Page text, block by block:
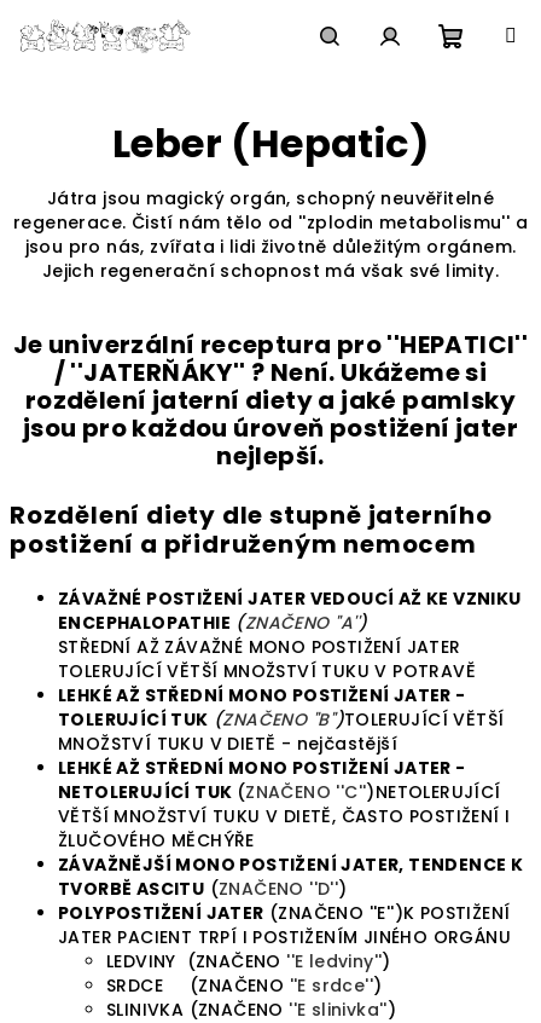
Inhalt
springen
Leber (Hepatic)
Játra jsou magický orgán, schopný neuvěřitelné
regenerace. Čistí nám tělo od ''zplodin metabolismu'' a
jsou pro nás, zvířata i lidi životně důležitým orgánem.
Jejich regenerační schopnost má však své limity.
Je univerzální receptura pro ''HEPATICI''
/ ''JATERŇÁKY'' ? Není. Ukážeme si
rozdělení jaterní diety a jaké pamlsky
jsou pro každou úroveň postižení jater
nejlepší.
Rozdělení diety dle stupně jaterního
postižení a přidruženým nemocem
ZÁVAŽNÉ POSTIŽENÍ JATER VEDOUCÍ AŽ KE VZNIKU
ENCEPHALOPATHIE (ZNAČENO ''A'')
STŘEDNÍ AŽ ZÁVAŽNÉ MONO POSTIŽENÍ JATER
TOLERUJÍCÍ VĚTŠÍ MNOŽSTVÍ TUKU V POTRAVĚ
LEHKÉ AŽ STŘEDNÍ MONO POSTIŽENÍ JATER -
TOLERUJÍCÍ TUK (ZNAČENO ''B'')TOLERUJÍCÍ VĚTŠÍ
MNOŽSTVÍ TUKU V DIETĚ - nejčastější
LEHKÉ AŽ STŘEDNÍ MONO POSTIŽENÍ JATER -
NETOLERUJÍCÍ TUK (ZNAČENO ''C'')NETOLERUJÍCÍ
VĚTŠÍ MNOŽSTVÍ TUKU V DIETĚ, ČASTO POSTIŽENÍ I
ŽLUČOVÉHO MĚCHÝŘE
ZÁVAŽNĚJŠÍ MONO POSTIŽENÍ JATER, TENDENCE K
TVORBĚ ASCITU (ZNAČENO ''D'')
POLYPOSTIŽENÍ JATER (ZNAČENO ''E'')K POSTIŽENÍ
JATER PACIENT TRPÍ I POSTIŽENÍM JINÉHO ORGÁNU
LEDVINY (ZNAČENO ''E ledviny'')
SRDCE (ZNAČENO ''E srdce'')
SLINIVKA (ZNAČENO ''E slinivka'')